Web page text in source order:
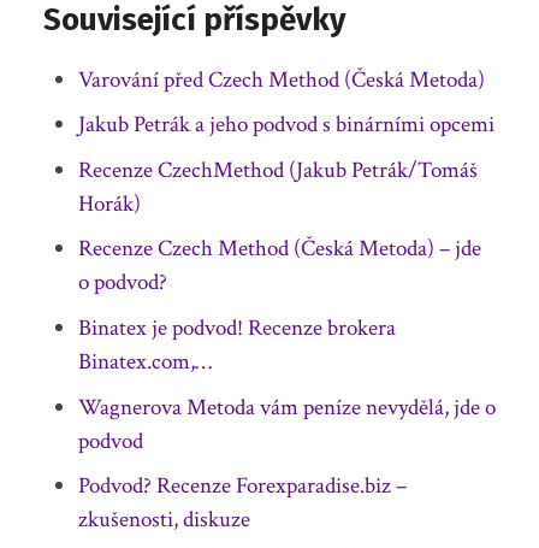
Související příspěvky
Varování před Czech Method (Česká Metoda)
Jakub Petrák a jeho podvod s binárními opcemi
Recenze CzechMethod (Jakub Petrák/Tomáš
Horák)
Recenze Czech Method (Česká Metoda) – jde
o podvod?
Binatex je podvod! Recenze brokera
Binatex.com,…
Wagnerova Metoda vám peníze nevydělá, jde o
podvod
Podvod? Recenze Forexparadise.biz –
zkušenosti, diskuze